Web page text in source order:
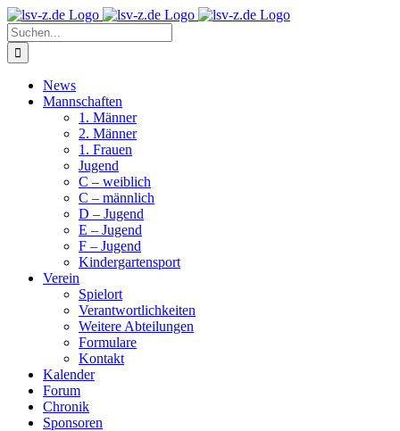
Zum
Inhalt
springen
Suche
nach:
News
Mannschaften
1. Männer
2. Männer
1. Frauen
Jugend
C – weiblich
C – männlich
D – Jugend
E – Jugend
F – Jugend
Kindergartensport
Verein
Spielort
Verantwortlichkeiten
Weitere Abteilungen
Formulare
Kontakt
Kalender
Forum
Chronik
Sponsoren